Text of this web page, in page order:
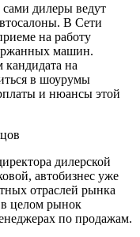
дилеры ведут
В Сети
на работу
машин.
на
в шоурумы
и нюансы этой
дилерской
автобизнес уже
отраслей рынка
в целом рынок
по продажам.